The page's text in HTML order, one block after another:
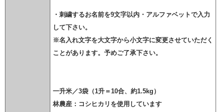
・刺繍するお名前を9文字以内・アルファベットで入力
して下さい。
※名入れ文字を大文字から小文字に変更させていただく
ことがあります。予めご了承下さい。
一升米 ／3袋（1升＝10合、約1.5kg）
林農産：コシヒカリを使用しています